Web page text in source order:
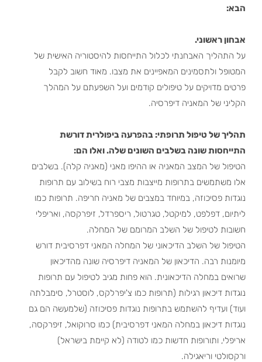
הבא:
אבחון ראשוני.
על התהליך האבחנתי לכלול התייחסות להיסטוריה האישית של
המטופל ולתסמינים המאפיינים את מצבו. מאוד חשוב לקבל
פרטים מדויקים על טיפולים קודמים ועל השפעתם על המהלך
הקליני של המאניה דיפרסיה.
תהליך של טיפול תרופתי: בהפרעה ביפולרית דורשת
התייחסות שונה בשלבים השונים שלה. ואלו הם:
הטיפול של המצב המאניה או ההיפו מאני (מאניה קלה). בשלבים
אלו משתמשים בתרופות מייצבות מצבי רוח בשילוב עם תרופות
נוגדות פסיכוזה, במיוחד במצבים של מאניה חריפה. תרופות כמו
ליתיום, דפלפט, למיקטל, טגרטול, ריספרדל, זיפרקסה, ואריפלי
חשובות לטיפול של השלב המרומם של המחלה.
הטיפול של השלב הדיכאוני של המחלה המאני דפרסיבית דורש
מיומנות רבה. הדיכאון של המאניה דיפרסיה שונה מהדיכאון
שרואים במחלה הדיכאונית. הוא פחות מגיב לטיפול עם תרופות
נוגדות דיכאון רגילות (תרופות כמו צ'יפרלקס, לוסטרל, סימבלתה
ועוד) ועדיף להשתמש בתרופות נוגדות פסיכוזה (שלמעשה הם גם
נוגדות דיכאון במחלה המאני דפרסיבית) כמו סרוקואל, זיפרקסה,
אריפלי, ותורופות חדשות כמו לטודה (לא קיימת בישראל)
ורקסולטי וריאגילה.